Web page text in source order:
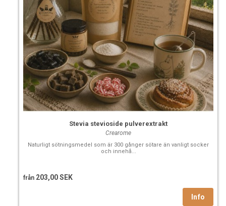
Stevia stevioside pulverextrakt
Crearome
Naturligt sötningsmedel som är 300 gånger sötare än vanligt socker
och innehå...
från 203,00 SEK